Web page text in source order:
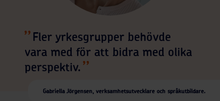
Fler yrkesgrupper behövde
vara med för att bidra med olika
perspektiv.
Gabriella Jörgensen, verksamhetsutvecklare och språkutbildare.